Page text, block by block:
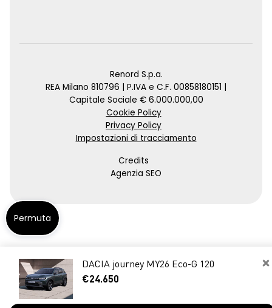
×
DACIA journey MY26 Eco-G 120
€24.650
Renord S.p.a.
REA Milano 810796 | P.IVA e C.F. 00858180151 |
Capitale Sociale € 6.000.000,00
Cookie Policy
Privacy Policy
Impostazioni di tracciamento
Credits
Agenzia SEO
Permuta